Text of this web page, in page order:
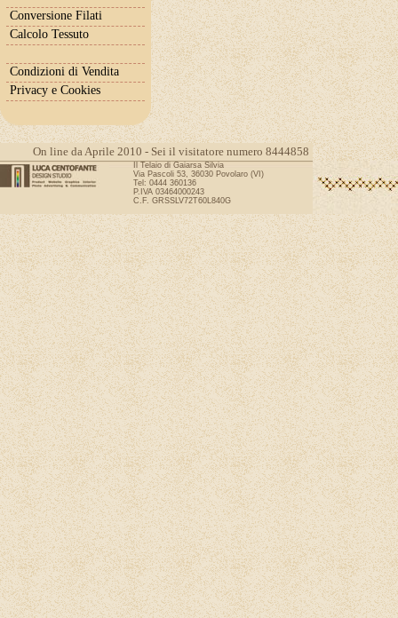
Conversione Filati
Calcolo Tessuto
Condizioni di Vendita
Privacy e Cookies
On line da Aprile 2010 - Sei il visitatore numero 8444858
Il Telaio di Gaiarsa Silvia
Via Pascoli 53, 36030 Povolaro (VI)
Tel: 0444 360136
P.IVA 03464000243
C.F. GRSSLV72T60L840G